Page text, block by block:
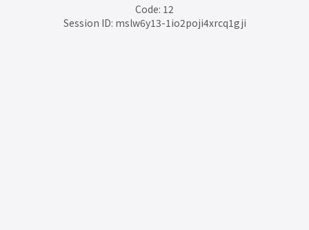
Code: 12
Session ID: mslw6y13-1io2poji4xrcq1gji